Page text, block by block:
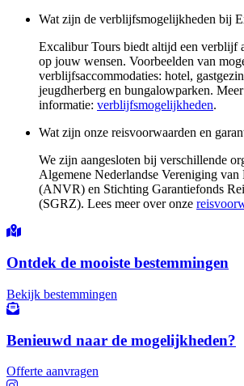
Wat zijn de verblijfsmogelijkheden bij
Excalibur Tours biedt altijd een verblijf
op jouw wensen. Voorbeelden van
verblijfsaccommodaties: hotel,
jeugdherberg en bungalowparken. Meer
informatie: verblijfsmogelijkheden.
Wat zijn onze reisvoorwaarden en
We zijn aangesloten bij verschillende
Algemene Nederlandse Vereniging van
(ANVR) en Stichting Garantiefonds
(SGRZ). Lees meer over onze
Ontdek de mooiste bestemmingen
Bekijk bestemmingen
Benieuwd naar de mogelijkheden?
Offerte aanvragen